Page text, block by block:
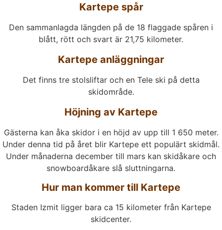
Kartepe spår
Den sammanlagda längden på de 18 flaggade spåren i
blått, rött och svart är 21,75 kilometer.
Kartepe anläggningar
Det finns tre stolsliftar och en Tele ski på detta
skidområde.
Höjning av Kartepe
Gästerna kan åka skidor i en höjd av upp till 1 650 meter.
Under denna tid på året blir Kartepe ett populärt skidmål.
Under månaderna december till mars kan skidåkare och
snowboardåkare slå sluttningarna.
Hur man kommer till Kartepe
Staden Izmit ligger bara ca 15 kilometer från Kartepe
skidcenter.